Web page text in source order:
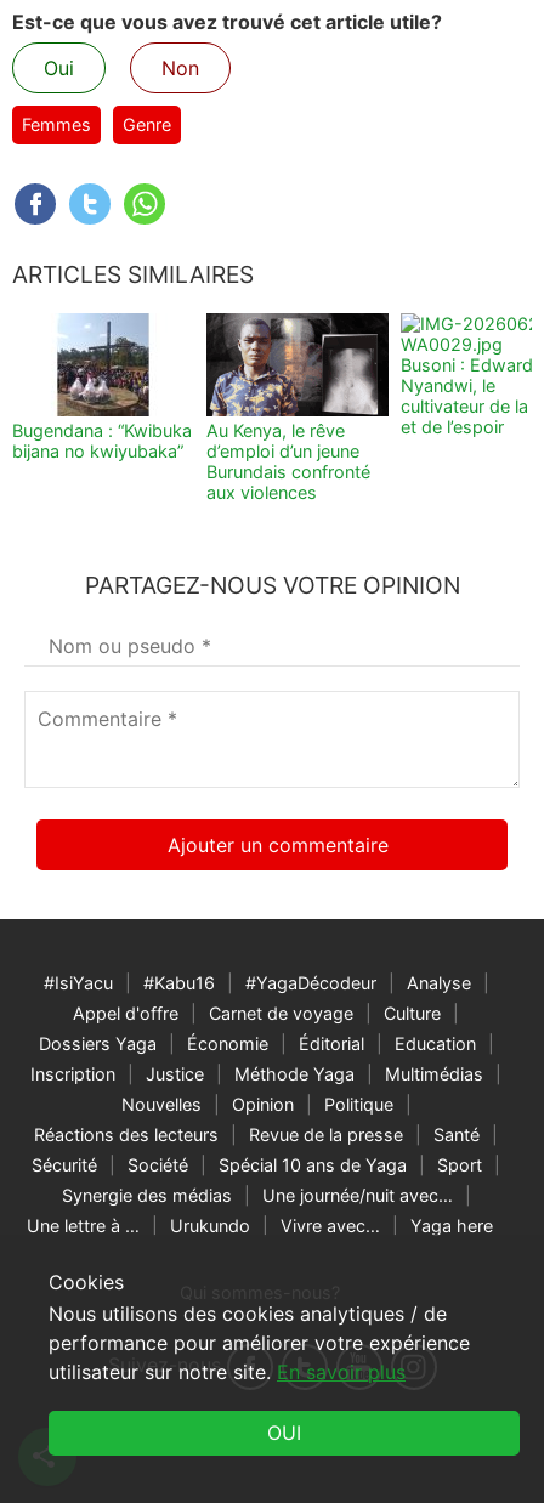
Cookies
Nous utilisons des cookies analytiques / de
performance pour améliorer votre expérience
utilisateur sur notre site. En savoir plus
Est-ce que vous avez trouvé cet article utile?
Oui
Non
Femmes Genre
ARTICLES SIMILAIRES
Bugendana : “Kwibuka
bijana no kwiyubaka”
Au Kenya, le rêve
d’emploi d’un jeune
Burundais confronté
aux violences
Busoni : Edward
Nyandwi, le
cultivateur de la
et de l’espoir
PARTAGEZ-NOUS VOTRE OPINION
Votre
nom*
Commentaire
#IsiYacu #Kabu16 #YagaDécodeur
Analyse
Appel d'offre
Carnet de voyage
Culture
Dossiers Yaga
Économie Éditorial
Education
Inscription
Justice Méthode Yaga
Multimédias
Nouvelles
Opinion
Politique
Réactions des lecteurs
Revue de la presse
Santé
Sécurité
Société Spécial 10 ans de Yaga
Sport
Synergie des médias
Une journée/nuit avec…
Une lettre à …
Urukundo Vivre avec… Yaga here
Suivez-nous
© 2026 Yaga Burundi & RNW Media